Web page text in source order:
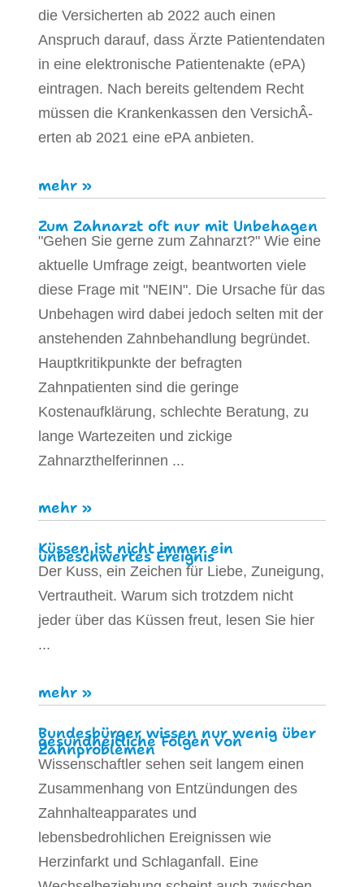
die Versicherten ab 2022 auch einen
Anspruch darauf, dass Ärzte Patientendaten
in eine elektronische Patientenakte (ePA)
eintragen. Nach bereits geltendem Recht
müssen die Krankenkassen den VersichÂ­
erten ab 2021 eine ePA anbieten.
mehr »
Zum Zahnarzt oft nur mit Unbehagen
"Gehen Sie gerne zum Zahnarzt?" Wie eine
aktuelle Umfrage zeigt, beantworten viele
diese Frage mit "NEIN". Die Ursache für das
Unbehagen wird dabei jedoch selten mit der
anstehenden Zahnbehandlung begründet.
Hauptkritikpunkte der befragten
Zahnpatienten sind die geringe
Kostenaufklärung, schlechte Beratung, zu
lange Wartezeiten und zickige
Zahnarzthelferinnen ...
mehr »
Küssen ist nicht immer ein
unbeschwertes Ereignis
Der Kuss, ein Zeichen für Liebe, Zuneigung,
Vertrautheit. Warum sich trotzdem nicht
jeder über das Küssen freut, lesen Sie hier
...
mehr »
Bundesbürger wissen nur wenig über
gesundheitliche Folgen von
Zahnproblemen
Wissenschaftler sehen seit langem einen
Zusammenhang von Entzündungen des
Zahnhalteapparates und
lebensbedrohlichen Ereignissen wie
Herzinfarkt und Schlaganfall. Eine